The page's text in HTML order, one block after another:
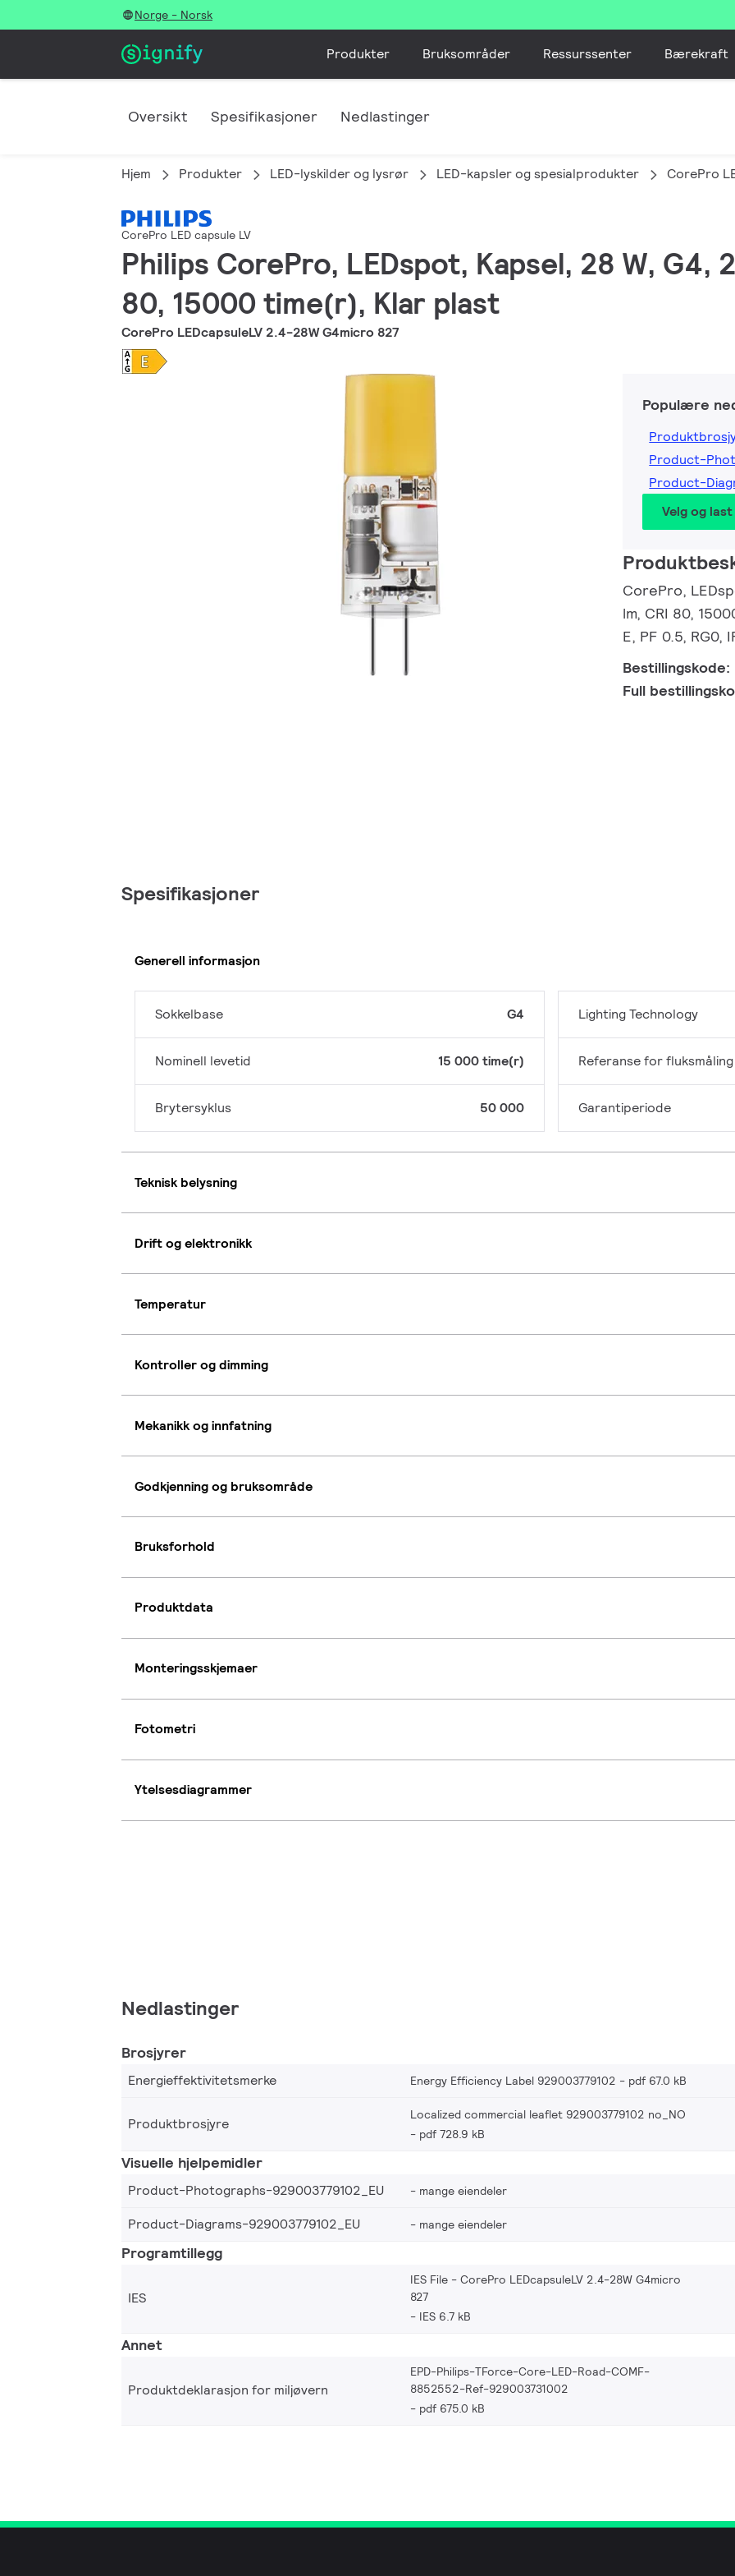
Norge - Norsk
Produkter Bruksområder Ressurssenter Bærekraft
Oversikt Spesifikasjoner Nedlastinger
Hjem Produkter LED-lyskilder og lysrør LED-kapsler og spesialprodukter CorePro
CorePro LED capsule LV
Philips CorePro, LEDspot, Kapsel, 28 W, G4,
80, 15000 time(r), Klar plast
CorePro LEDcapsuleLV 2.4-28W G4micro 827
Populære
Product-
Product-
Velg og
CorePro,
lm, CRI 80,
E, PF 0.5, RG0,
Bestillingskode:
Full
Spesifikasjoner
Generell informasjon
Sokkelbase G4
Nominell levetid 15 000 time(r)
Brytersyklus 50 000
Lighting Technology
Referanse for fluksmåling
Garantiperiode
Teknisk belysning
Drift og elektronikk
Temperatur
Kontroller og dimming
Mekanikk og innfatning
Godkjenning og bruksområde
Bruksforhold
Produktdata
Monteringsskjemaer
Fotometri
Ytelsesdiagrammer
Nedlastinger
Brosjyrer
Energieffektivitetsmerke Energy Efficiency Label 929003779102 pdf 67.0 kB
Produktbrosjyre
Localized commercial leaflet 929003779102 no_NO
pdf 728.9 kB
Visuelle hjelpemidler
Product-Photographs-929003779102_EU mange eiendeler
Product-Diagrams-929003779102_EU mange eiendeler
Programtillegg
IES
IES File - CorePro LEDcapsuleLV 2.4-28W G4micro
827
IES 6.7 kB
Annet
Produktdeklarasjon for miljøvern
EPD-Philips-TForce-Core-LED-Road-COMF-
8852552-Ref-929003731002
pdf 675.0 kB